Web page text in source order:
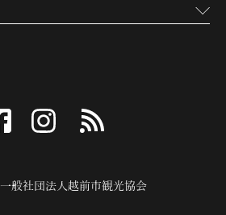
facebook instagram
一般社団法人越前市観光協会